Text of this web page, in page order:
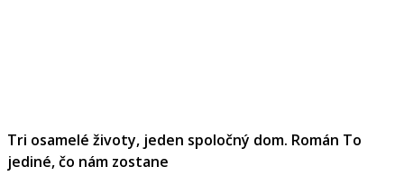
Tri osamelé životy, jeden spoločný dom. Román To
jediné, čo nám zostane